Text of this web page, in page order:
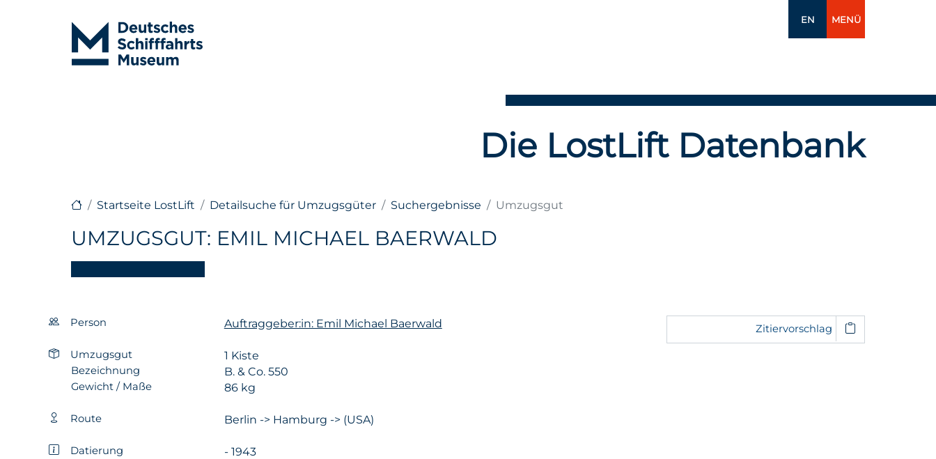
EN MENÜ
Die LostLift Datenbank
Startseite LostLift Detailsuche für Umzugsgüter Suchergebnisse Umzugsgut
UMZUGSGUT: EMIL MICHAEL BAERWALD
Person Auftraggeber:in: Emil Michael Baerwald
Umzugsgut 1 Kiste
Bezeichnung B. & Co. 550
Gewicht / Maße 86 kg
Route Berlin -> Hamburg -> (USA)
Datierung - 1943
Zitiervorschlag